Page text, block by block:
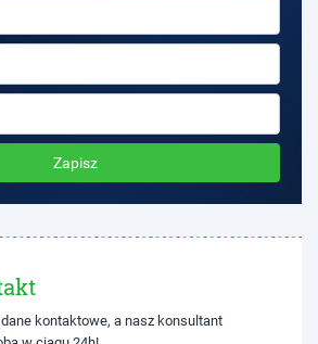
Zapisz
kontaktowe, a nasz konsultant